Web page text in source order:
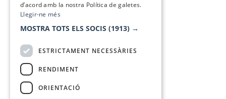
d’acord amb la nostra Política de galetes.
Llegir-ne més
MOSTRA TOTS ELS SOCIS (1913) →
ESTRICTAMENT NECESSÀRIES
RENDIMENT
ORIENTACIÓ